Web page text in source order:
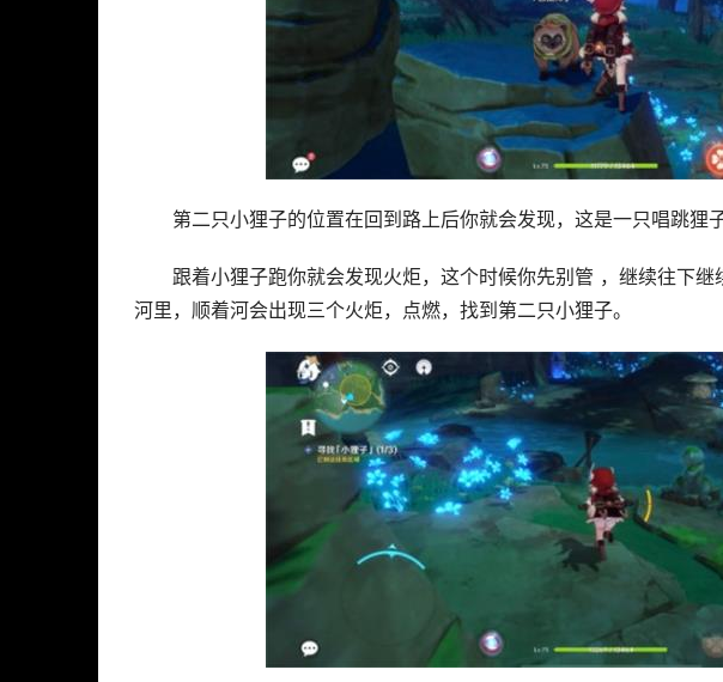
第二只小狸子的位置在回到路上后你就会发现，这是一只唱跳狸
跟着小狸子跑你就会发现火炬，这个时候你先别管 ，继续往下
河里，顺着河会出现三个火炬，点燃，找到第二只小狸子。